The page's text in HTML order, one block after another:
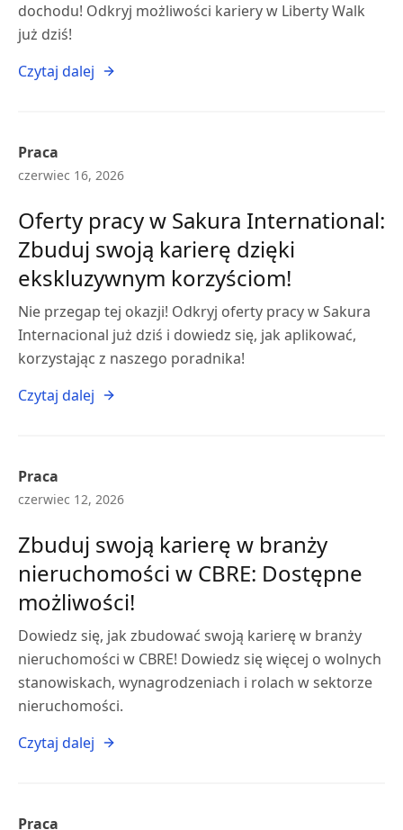
dochodu! Odkryj możliwości kariery w Liberty Walk
już dziś!
Czytaj dalej
Praca
czerwiec 16, 2026
Oferty pracy w Sakura International:
Zbuduj swoją karierę dzięki
ekskluzywnym korzyściom!
Nie przegap tej okazji! Odkryj oferty pracy w Sakura
Internacional już dziś i dowiedz się, jak aplikować,
korzystając z naszego poradnika!
Czytaj dalej
Praca
czerwiec 12, 2026
Zbuduj swoją karierę w branży
nieruchomości w CBRE: Dostępne
możliwości!
Dowiedz się, jak zbudować swoją karierę w branży
nieruchomości w CBRE! Dowiedz się więcej o wolnych
stanowiskach, wynagrodzeniach i rolach w sektorze
nieruchomości.
Czytaj dalej
Praca